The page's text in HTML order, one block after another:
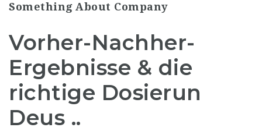
Something About Company
Vorher-Nachher-
Ergebnisse & die
richtige Dosierun
Deus ..